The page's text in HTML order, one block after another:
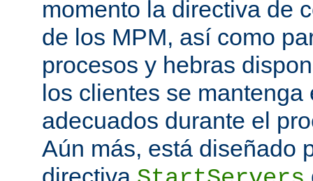
momento la directiva de
de los MPM, así como
procesos y hebras
los clientes se
adecuados durante el
Aún más, está diseñado